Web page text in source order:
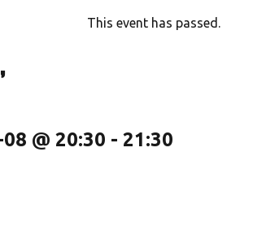
This event has passed.
@ 20:30 - 21:30